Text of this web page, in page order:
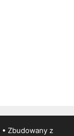
• Zbudowany z